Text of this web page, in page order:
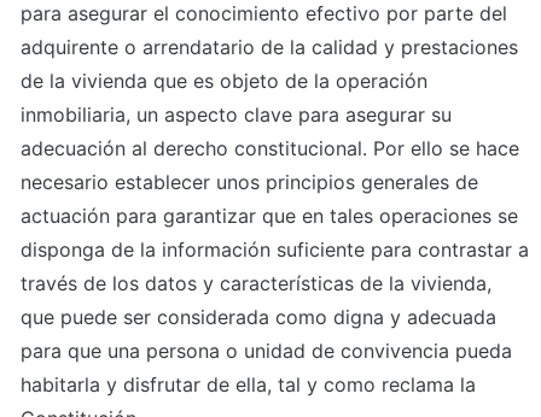
para asegurar el conocimiento efectivo por parte del
adquirente o arrendatario de la calidad y prestaciones
de la vivienda que es objeto de la operación
inmobiliaria, un aspecto clave para asegurar su
adecuación al derecho constitucional. Por ello se hace
necesario establecer unos principios generales de
actuación para garantizar que en tales operaciones se
disponga de la información suficiente para contrastar a
través de los datos y características de la vivienda,
que puede ser considerada como digna y adecuada
para que una persona o unidad de convivencia pueda
habitarla y disfrutar de ella, tal y como reclama la